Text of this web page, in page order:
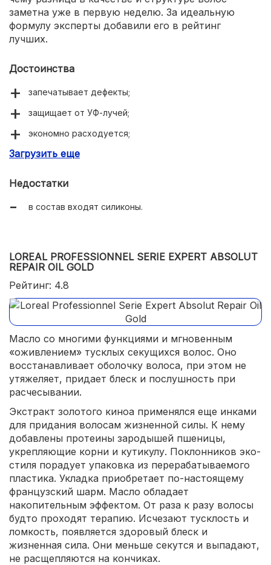
заметна уже в первую неделю. За идеальную
формулу эксперты добавили его в рейтинг
лучших.
Достоинства
запечатывает дефекты;
защищает от УФ-лучей;
экономно расходуется;
улучшает структуру волос.
Загрузить еще
Недостатки
в состав входят силиконы.
LOREAL PROFESSIONNEL SERIE EXPERT ABSOLUT
REPAIR OIL GOLD
Рейтинг: 4.8
Масло со многими функциями и мгновенным
«оживлением» тусклых секущихся волос. Оно
восстанавливает оболочку волоса, при этом не
утяжеляет, придает блеск и послушность при
расчесывании.
Экстракт золотого киноа применялся еще инками
для придания волосам жизненной силы. К нему
добавлены протеины зародышей пшеницы,
укрепляющие корни и кутикулу. Поклонников эко-
стиля порадует упаковка из перерабатываемого
пластика. Укладка приобретает по-настоящему
французский шарм. Масло обладает
накопительным эффектом. От раза к разу волосы
будто проходят терапию. Исчезают тусклость и
ломкость, появляется здоровый блеск и
жизненная сила. Они меньше секутся и выпадают,
не расщепляются на кончиках.